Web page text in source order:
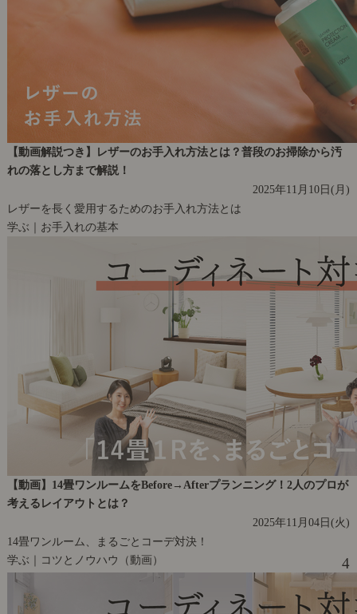
【動画解説つき】レザーのお手入れ方法とは？普段のお掃除から汚
れの落とし方まで解説！
2025年11月10日(月)
レザーを長く愛用するためのお手入れ方法とは
学ぶ｜お手入れの基本
【動画】14畳ワンルームをBefore→Afterプランニング！2人のプロが
考えるレイアウトとは？
2025年11月04日(火)
14畳ワンルーム、まるごとコーデ対決！
学ぶ｜コツとノウハウ（動画）
4